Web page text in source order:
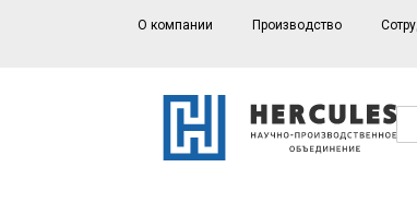
О компании Производство